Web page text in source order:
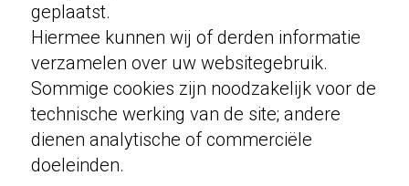
geplaatst.
Hiermee kunnen wij of derden informatie
verzamelen over uw websitegebruik.
Sommige cookies zijn noodzakelijk voor de
technische werking van de site; andere
dienen analytische of commerciële
doeleinden.